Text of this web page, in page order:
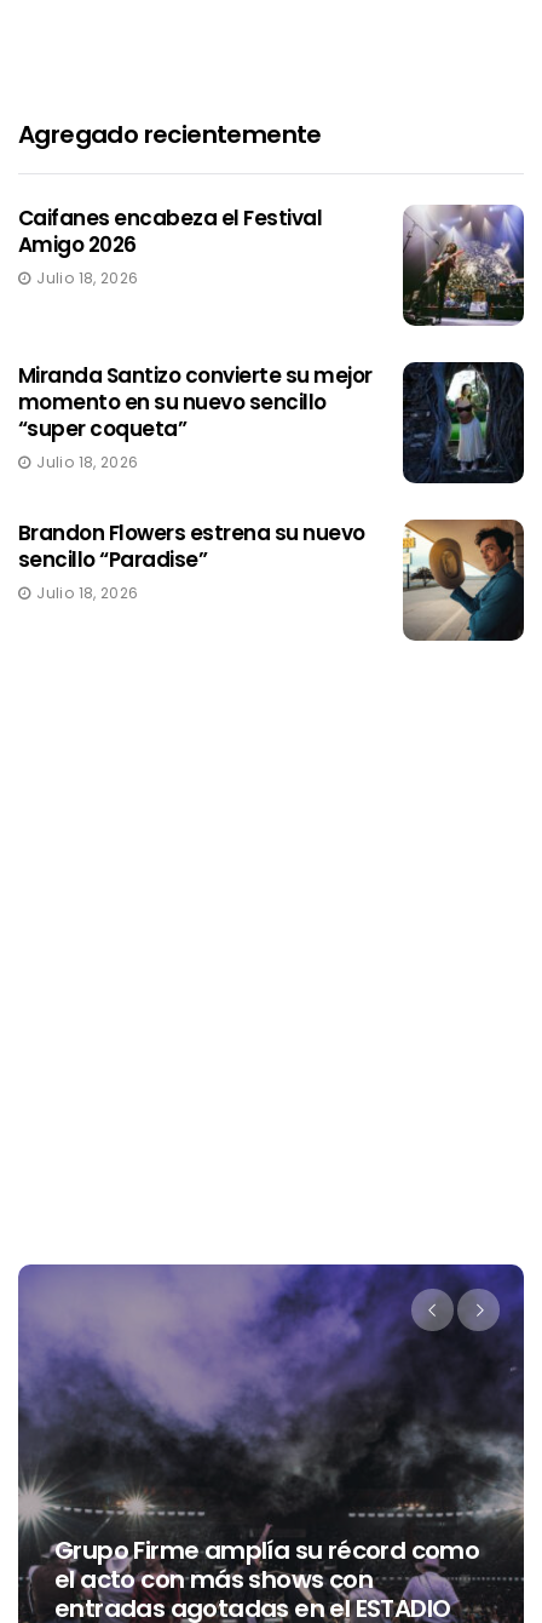
Agregado recientemente
Caifanes encabeza el Festival
Amigo 2026
Julio 18, 2026
Miranda Santizo convierte su mejor
momento en su nuevo sencillo
“super coqueta”
Julio 18, 2026
Brandon Flowers estrena su nuevo
sencillo “Paradise”
Julio 18, 2026
amplía su récord como
shows con
en el ESTADIO
Entrevista con